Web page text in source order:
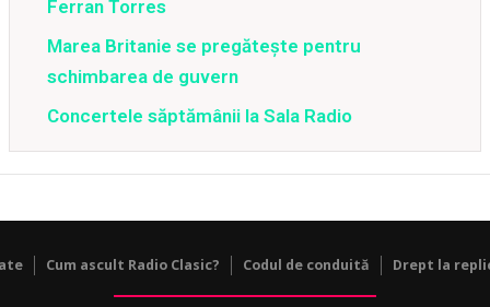
Ferran Torres
Marea Britanie se pregătește pentru
schimbarea de guvern
Concertele săptămânii la Sala Radio
Cum ascult Radio Clasic? Codul de conduită Drept la